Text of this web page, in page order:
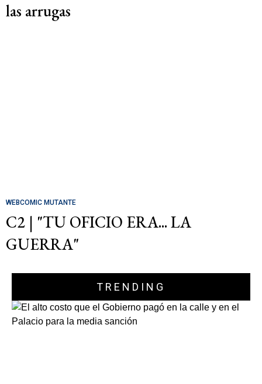
las arrugas
WEBCOMIC MUTANTE
C2 | "TU OFICIO ERA... LA
GUERRA"
TRENDING